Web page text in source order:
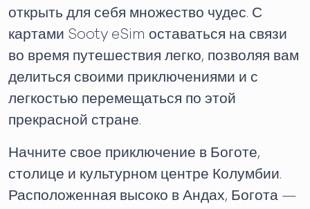
открыть для себя множество чудес. С
картами Sooty eSim оставаться на связи
во время путешествия легко, позволяя вам
делиться своими приключениями и с
легкостью перемещаться по этой
прекрасной стране.
Начните свое приключение в Боготе,
столице и культурном центре Колумбии.
Расположенная высоко в Андах, Богота —